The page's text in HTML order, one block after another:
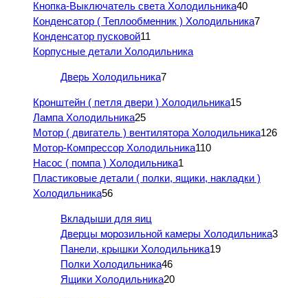
Кнопка-Выключатель света Холодильника40
Конденсатор ( Теплообменник ) Холодильника7
Конденсатор пусковой11
Корпусные детали Холодильника
Дверь Холодильника7
Кронштейн ( петля двери ) Холодильника15
Лампа Холодильника25
Мотор ( двигатель ) вентилятора Холодильника126
Мотор-Компрессор Холодильника110
Насос ( помпа ) Холодильника1
Пластиковые детали ( полки, ящики, накладки )
Холодильника56
Вкладыши для яиц
Дверцы морозильной камеры Холодильника3
Панели, крышки Холодильника19
Полки Холодильника46
Ящики Холодильника20